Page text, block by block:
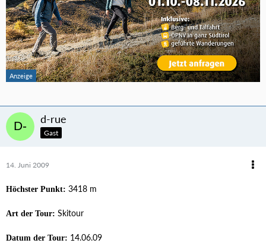
d-rue
Gast
14. Juni 2009
Höchster Punkt: 3418 m
Art der Tour: Skitour
Datum der Tour: 14.06.09